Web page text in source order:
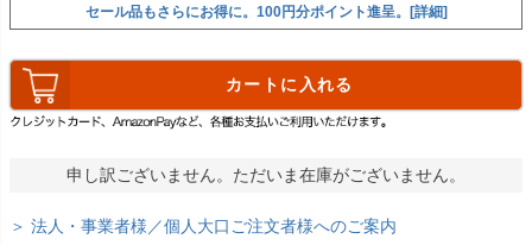
セール品もさらにお得に。100円分ポイント進呈。[詳細]
カートに入れる
申し訳ございません。ただいま在庫がございません。
＞ 法人・事業者様／個人大口ご注文者様へのご案内